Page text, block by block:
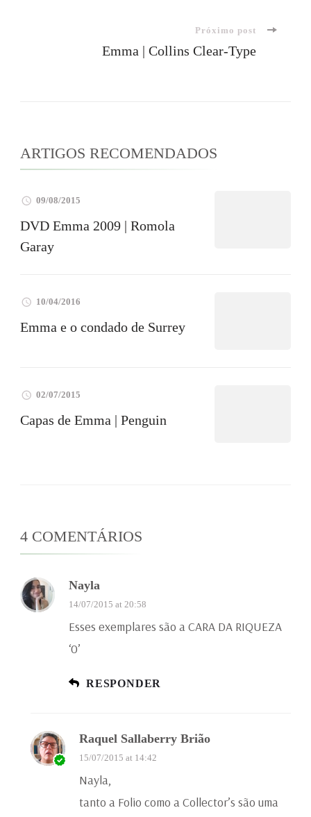
Próximo post
Emma | Collins Clear-Type
ARTIGOS RECOMENDADOS
09/08/2015
DVD Emma 2009 | Romola
Garay
10/04/2016
Emma e o condado de Surrey
02/07/2015
Capas de Emma | Penguin
4 COMENTÁRIOS
Nayla
14/07/2015 at 20:58
Esses exemplares são a CARA DA RIQUEZA
‘0’
RESPONDER
Raquel Sallaberry Brião
15/07/2015 at 14:42
Nayla,
tanto a Folio como a Collector’s são uma